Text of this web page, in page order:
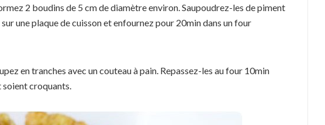
2 boudins de 5 cm de diamètre environ. Saupoudrez-les de piment
une plaque de cuisson et enfournez pour 20min dans un four
en tranches avec un couteau à pain. Repassez-les au four 10min
soient croquants.